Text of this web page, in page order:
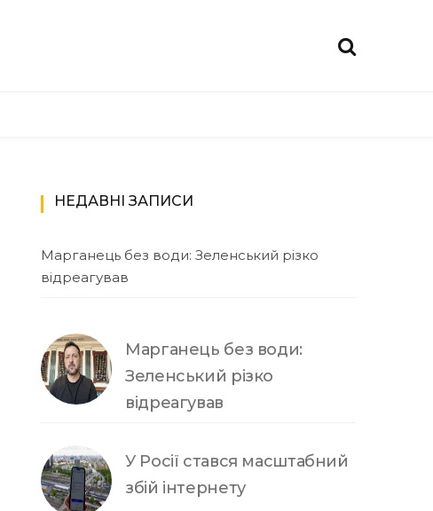
НЕДАВНІ ЗАПИСИ
Марганець без води: Зеленський різко
відреагував
Марганець без води:
Зеленський різко
відреагував
У Росії стався масштабний
збій інтернету